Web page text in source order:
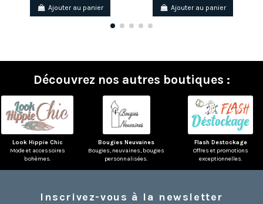
(7 avis)
Ajouter au panier Ajouter au panier
Découvrez nos autres boutiques :
Look Hippie Chic
Mode et accessoires
bohèmes.
Bougies Neuvaines
Bougies, neuvaines, bougies
personnalisées.
Flash Destockage
Offres et promotions
exceptionnelles.
Inscrivez-vous à la newsletter